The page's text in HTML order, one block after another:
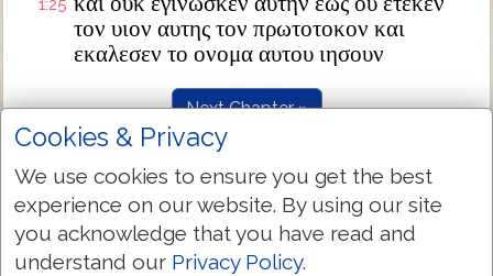
1:25
τον υιον αυτης τον πρωτοτοκον και
εκαλεσεν το ονομα αυτου ιησουν
Next Chapter »
Cookies & Privacy
We use cookies to ensure you get the best
experience on our website. By using our site
you acknowledge that you have read and
understand our Privacy Policy.